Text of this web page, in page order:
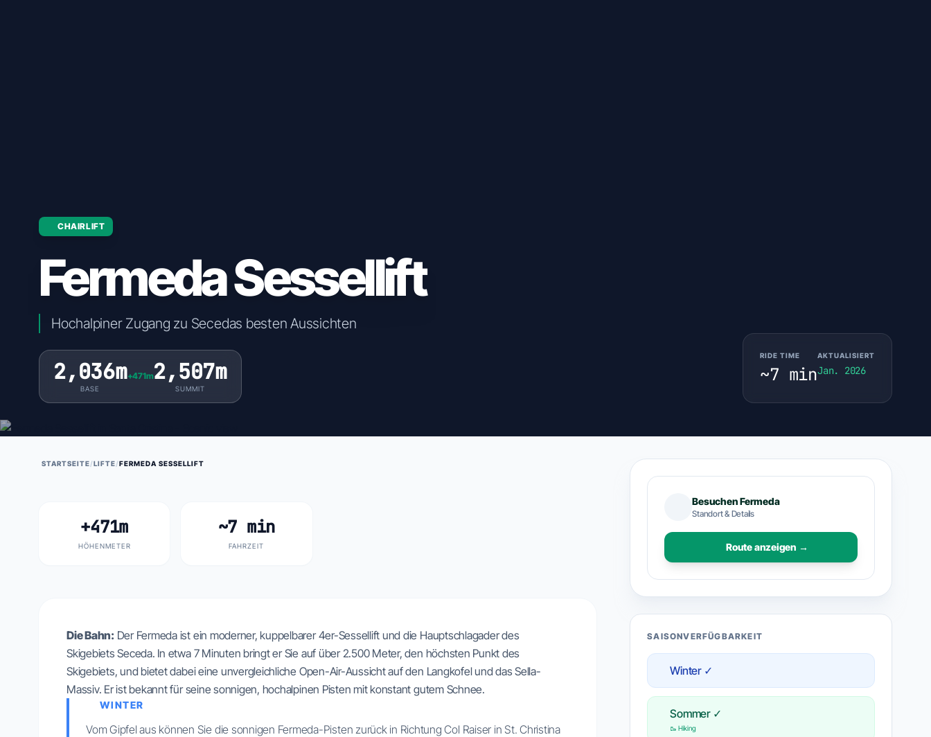
CHAIRLIFT
Fermeda Sessellift
Hochalpiner Zugang zu Secedas besten Aussichten
2,036m
BASE
+471m2,507m
SUMMIT
RIDE TIME
~7 min
AKTUALISIERT
Jan. 2026
STARTSEITE/LIFTE/FERMEDA SESSELLIFT
+471m
HÖHENMETER
~7 min
FAHRZEIT
Die Bahn: Der Fermeda ist ein moderner, kuppelbarer 4er-Sessellift und die Hauptschlagader des
Skigebiets Seceda. In etwa 7 Minuten bringt er Sie auf über 2.500 Meter, den höchsten Punkt des
Skigebiets, und bietet dabei eine unvergleichliche Open-Air-Aussicht auf den Langkofel und das Sella-
Massiv. Er ist bekannt für seine sonnigen, hochalpinen Pisten mit konstant gutem Schnee.
WINTER
Vom Gipfel aus können Sie die sonnigen Fermeda-Pisten zurück in Richtung Col Raiser in St. Christina
Besuchen Fermeda
Standort & Details
Route anzeigen →
SAISONVERFÜGBARKEIT
Winter ✓
Sommer ✓
🥾 Hiking